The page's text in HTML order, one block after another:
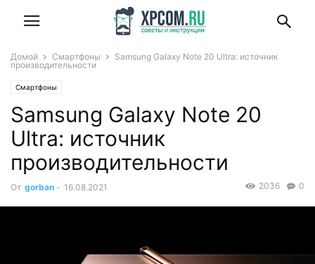
Домой Смартфоны
Samsung Galaxy Note 20 Ultra: источник
производительности
Смартфоны
Samsung Galaxy Note 20
Ultra: источник
производительности
От gorban - 16.08.2021 0
2036